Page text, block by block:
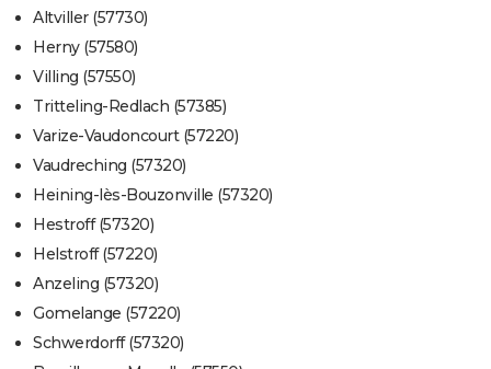
Altviller (57730)
Herny (57580)
Villing (57550)
Tritteling-Redlach (57385)
Varize-Vaudoncourt (57220)
Vaudreching (57320)
Heining-lès-Bouzonville (57320)
Hestroff (57320)
Helstroff (57220)
Anzeling (57320)
Gomelange (57220)
Schwerdorff (57320)